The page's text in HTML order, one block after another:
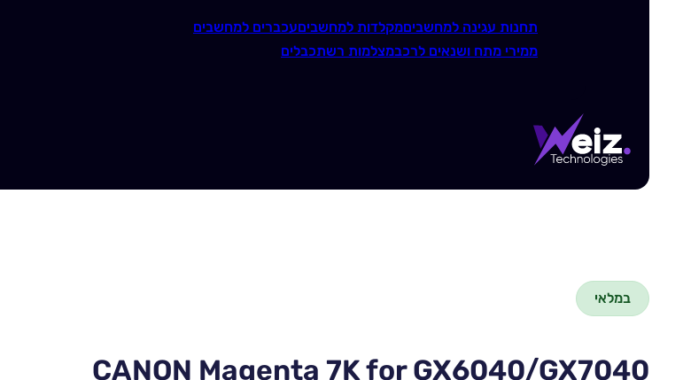
תחנות עגינה למחשביםמקלדות למחשביםעכברים למחשבים
ממירי מתח ושנאים לרכבמצלמות רשתכבלים
במלאי
CANON Magenta 7K for GX6040/GX7040